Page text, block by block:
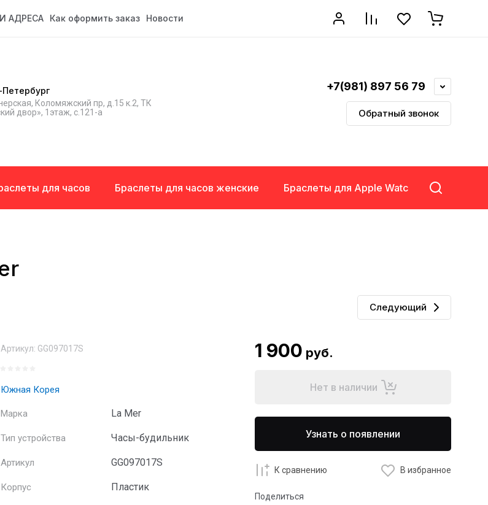
АДРЕСА Как оформить заказ Новости
Петербург
Коломяжский пр, д.15 к.2, ТК
двор», 1этаж, с.121-а
+7(981) 897 56 79
Обратный звонок
для часов Браслеты для часов женские Браслеты для Apple Watch
Следующий
Артикул: GG097017S
Южная Корея
Марка La Mer
Тип устройства Часы-будильник
Артикул GG097017S
Корпус Пластик
1 900 руб.
Нет в наличии
Узнать о появлении
К сравнению В избранное
Поделиться